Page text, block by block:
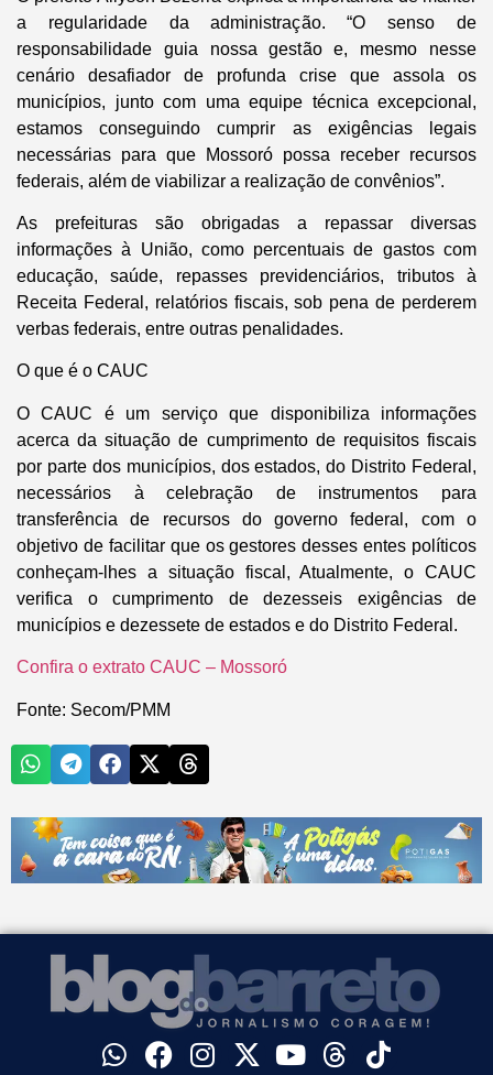
a regularidade da administração. “O senso de
responsabilidade guia nossa gestão e, mesmo nesse
cenário desafiador de profunda crise que assola os
municípios, junto com uma equipe técnica excepcional,
estamos conseguindo cumprir as exigências legais
necessárias para que Mossoró possa receber recursos
federais, além de viabilizar a realização de convênios”.
As prefeituras são obrigadas a repassar diversas
informações à União, como percentuais de gastos com
educação, saúde, repasses previdenciários, tributos à
Receita Federal, relatórios fiscais, sob pena de perderem
verbas federais, entre outras penalidades.
O que é o CAUC
O CAUC é um serviço que disponibiliza informações
acerca da situação de cumprimento de requisitos fiscais
por parte dos municípios, dos estados, do Distrito Federal,
necessários à celebração de instrumentos para
transferência de recursos do governo federal, com o
objetivo de facilitar que os gestores desses entes políticos
conheçam-lhes a situação fiscal, Atualmente, o CAUC
verifica o cumprimento de dezesseis exigências de
municípios e dezessete de estados e do Distrito Federal.
Confira o extrato CAUC – Mossoró
Fonte: Secom/PMM